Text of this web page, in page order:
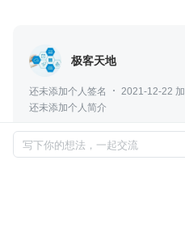
极客天地
还未添加个人签名
2021-12-22
还未添加个人简介
写下你的想法，一起交流